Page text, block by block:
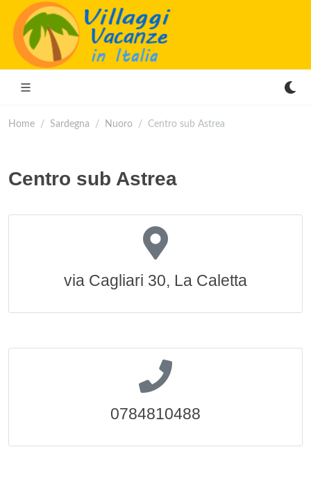
Home Sardegna Nuoro Centro sub Astrea
Centro sub Astrea
via Cagliari 30, La Caletta
0784810488